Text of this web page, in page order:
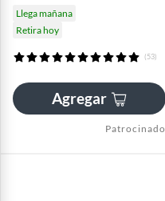
Llega mañana
Retira hoy
(53)
Agregar
Patrocinado